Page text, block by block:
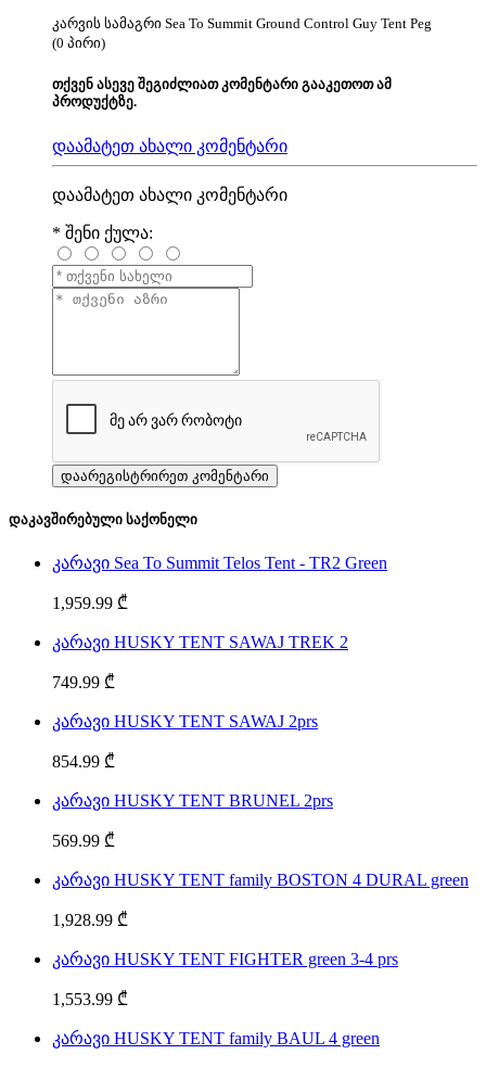
კარვის სამაგრი Sea To Summit Ground Control Guy Tent Peg
(0 პირი)
თქვენ ასევე შეგიძლიათ კომენტარი გააკეთოთ ამ
პროდუქტზე.
დაამატეთ ახალი კომენტარი
დაამატეთ ახალი კომენტარი
* შენი ქულა:
დაკავშირებული საქონელი
კარავი Sea To Summit Telos Tent - TR2 Green
1,959.99 ₾
კარავი HUSKY TENT SAWAJ TREK 2
749.99 ₾
კარავი HUSKY TENT SAWAJ 2prs
854.99 ₾
კარავი HUSKY TENT BRUNEL 2prs
569.99 ₾
კარავი HUSKY TENT family BOSTON 4 DURAL green
1,928.99 ₾
კარავი HUSKY TENT FIGHTER green 3-4 prs
1,553.99 ₾
კარავი HUSKY TENT family BAUL 4 green